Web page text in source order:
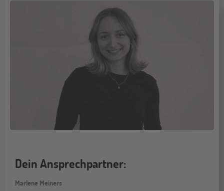
Dein Ansprechpartner:
Marlene Meiners